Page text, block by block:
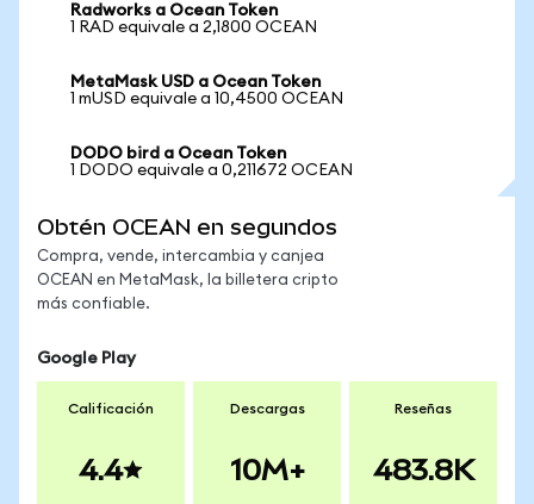
Radworks a Ocean Token
1 RAD equivale a 2,1800 OCEAN
MetaMask USD a Ocean Token
1 mUSD equivale a 10,4500 OCEAN
DODO bird a Ocean Token
1 DODO equivale a 0,211672 OCEAN
Obtén OCEAN en segundos
Compra, vende, intercambia y canjea
OCEAN en MetaMask, la billetera cripto
más confiable.
Google Play
Calificación
4.4
Descargas
10M+
Reseñas
483.8K